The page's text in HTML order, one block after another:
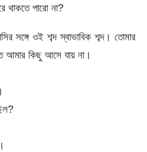
থাকতে পারো না?
সঙ্গে ওই শব্দ স্বাভাবিক শব্দ। তোমার
আমার কিছু আসে যায় না।